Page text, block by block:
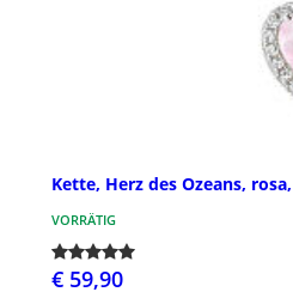
Kette, Herz des Ozeans,
VORRÄTIG
€ 59,90